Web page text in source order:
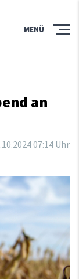
MENÜ
an
.10.202407:14Uhr